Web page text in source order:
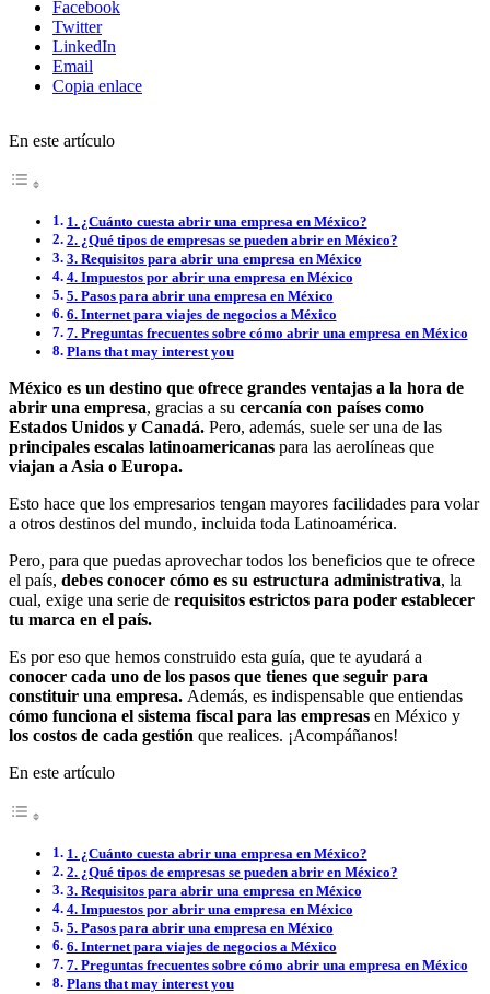
Facebook
Twitter
LinkedIn
Email
Copia enlace
En este artículo
1. ¿Cuánto cuesta abrir una empresa en México?
2. ¿Qué tipos de empresas se pueden abrir en México?
3. Requisitos para abrir una empresa en México
4. Impuestos por abrir una empresa en México
5. Pasos para abrir una empresa en México
6. Internet para viajes de negocios a México
7. Preguntas frecuentes sobre cómo abrir una empresa en México
Plans that may interest you
México es un destino que ofrece grandes ventajas a la hora de
abrir una empresa, gracias a su cercanía con países como
Estados Unidos y Canadá. Pero, además, suele ser una de las
principales escalas latinoamericanas para las aerolíneas que
viajan a Asia o Europa.
Esto hace que los empresarios tengan mayores facilidades para volar
a otros destinos del mundo, incluida toda Latinoamérica.
Pero, para que puedas aprovechar todos los beneficios que te ofrece
el país, debes conocer cómo es su estructura administrativa, la
cual, exige una serie de requisitos estrictos para poder establecer
tu marca en el país.
Es por eso que hemos construido esta guía, que te ayudará a
conocer cada uno de los pasos que tienes que seguir para
constituir una empresa. Además, es indispensable que entiendas
cómo funciona el sistema fiscal para las empresas en México y
los costos de cada gestión que realices. ¡Acompáñanos!
En este artículo
1. ¿Cuánto cuesta abrir una empresa en México?
2. ¿Qué tipos de empresas se pueden abrir en México?
3. Requisitos para abrir una empresa en México
4. Impuestos por abrir una empresa en México
5. Pasos para abrir una empresa en México
6. Internet para viajes de negocios a México
7. Preguntas frecuentes sobre cómo abrir una empresa en México
Plans that may interest you